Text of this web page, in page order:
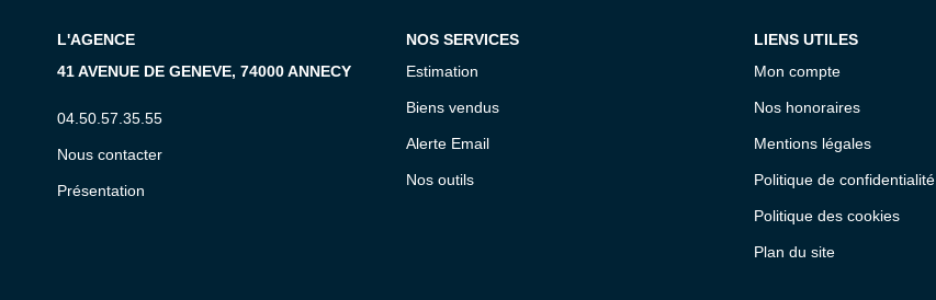
L'AGENCE
41 AVENUE DE GENEVE, 74000 ANNECY
04.50.57.35.55
Nous contacter
Présentation
NOS SERVICES
Estimation
Biens vendus
Alerte Email
Nos outils
LIENS UTILES
Mon compte
Nos honoraires
Mentions légales
Politique de confidentialité
Politique des cookies
Plan du site